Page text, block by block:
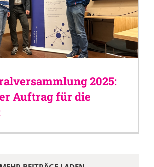
2025:
Auftrag für die